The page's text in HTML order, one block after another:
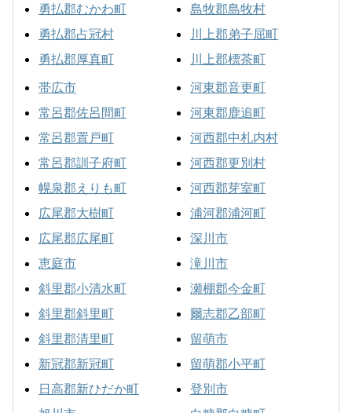
勇払郡むかわ町
勇払郡占冠村
勇払郡厚真町
島牧郡島牧村
川上郡弟子屈町
川上郡標茶町
帯広市
常呂郡佐呂間町
常呂郡置戸町
常呂郡訓子府町
幌泉郡えりも町
広尾郡大樹町
広尾郡広尾町
恵庭市
斜里郡小清水町
斜里郡斜里町
斜里郡清里町
新冠郡新冠町
日高郡新ひだか町
河東郡音更町
河東郡鹿追町
河西郡中札内村
河西郡更別村
河西郡芽室町
浦河郡浦河町
深川市
滝川市
瀬棚郡今金町
爾志郡乙部町
留萌市
留萌郡小平町
登別市